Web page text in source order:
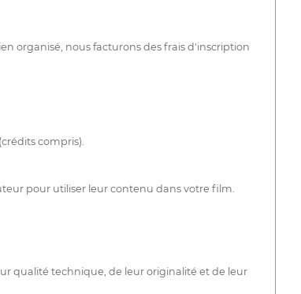
organisé, nous facturons des frais d'inscription
compris).
pour utiliser leur contenu dans votre film.
qualité technique, de leur originalité et de leur